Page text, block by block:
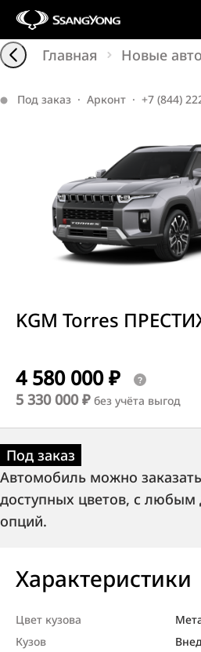
Главная Новые
Под заказ · Арконт · +7 (844)
KGM Torres
4 580 000 ₽
5 330 000 ₽ без учёта выгод
Под заказ
Автомобиль можно
доступных цветов, с
опций.
Характеристики
Цвет кузова
Кузов